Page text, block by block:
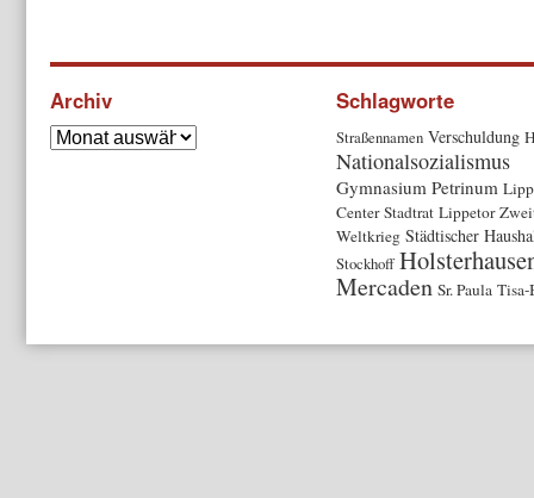
Archiv Schlagworte
Straßennamen Verschuldung
Nationalsozialismus
Gymnasium Petrinum
Center Stadtrat Lippetor
Weltkrieg Städtischer
Stockhoff
Mercaden Sr. Paula Tisa-